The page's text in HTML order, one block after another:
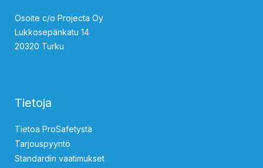
Osoite c/o Projecta Oy
Lukkosepänkatu 14
20320 Turku
Tietoja
Tietoa ProSafetystä
Tarjouspyyntö
Standardin vaatimukset